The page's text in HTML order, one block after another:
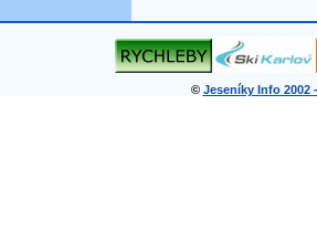
© Jeseníky Info 2002